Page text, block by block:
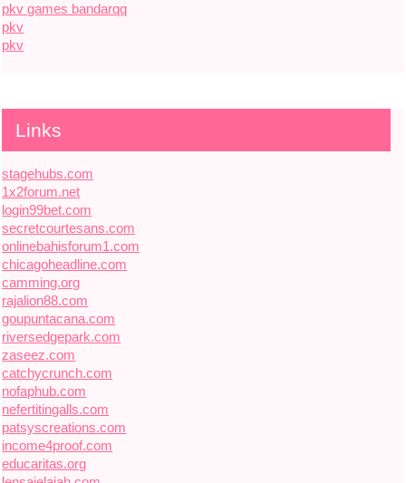
pkv games bandarqq
pkv
pkv
Links
stagehubs.com
1x2forum.net
login99bet.com
secretcourtesans.com
onlinebahisforum1.com
chicagoheadline.com
camming.org
rajalion88.com
goupuntacana.com
riversedgepark.com
zaseez.com
catchycrunch.com
nofaphub.com
nefertitingalls.com
patsyscreations.com
income4proof.com
educaritas.org